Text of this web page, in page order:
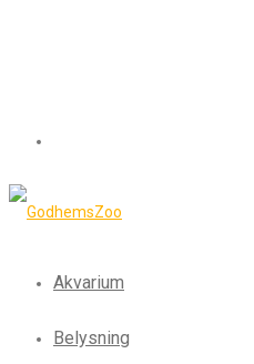
Akvarium
Belysning